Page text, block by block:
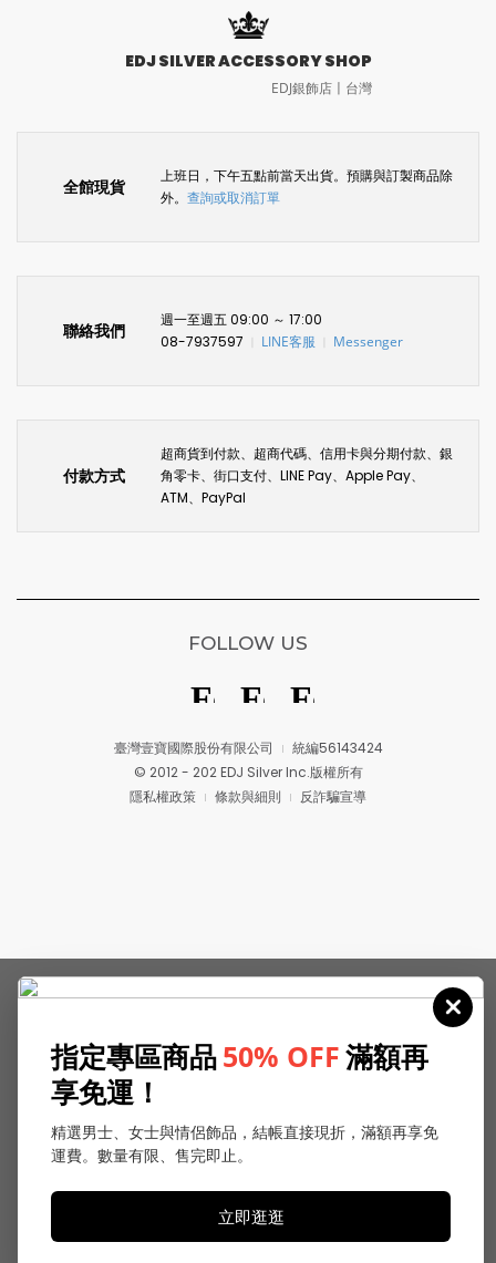
EDJ SILVER ACCESSORY SHOP
EDJ銀飾店〡台灣
全館現貨
上班日，下午五點前當天出貨。預購與訂製商品除
外。 查詢或取消訂單
聯絡我們
週一至週五 09:00 ～ 17:00
08-7937597
LINE客服 Messenger
付款方式
超商貨到付款、超商代碼、信用卡與分期付款、銀
角零卡、街口支付、LINE Pay、Apple Pay、
ATM、PayPal
臺灣壹寶國際股份有限公司
統編56143424
© 2012 - 202 EDJ Silver Inc.版權所有
隱私權政策
條款與細則 反詐騙宣導
FOLLOW US
指定專區商品50% OFF滿額再
享免運！
精選男士、女士與情侶飾品，結帳直接現折，滿額再享免
運費。數量有限、售完即止。
立即逛逛